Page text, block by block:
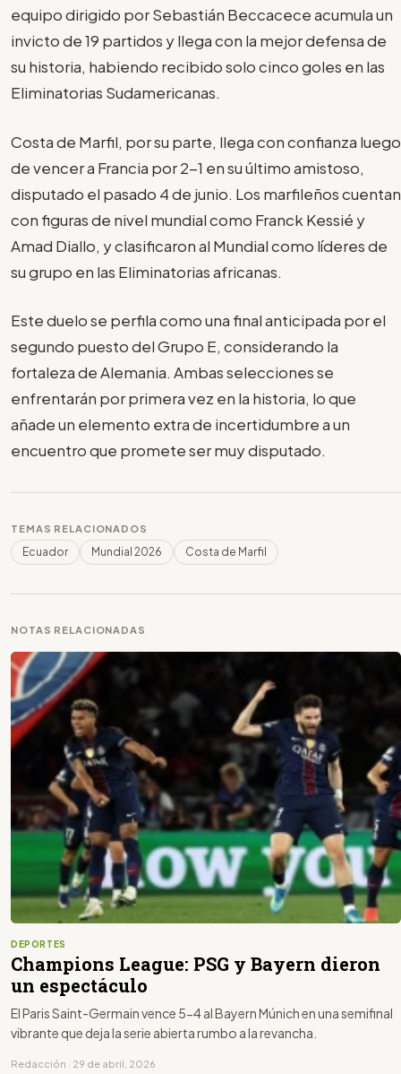
equipo dirigido por Sebastián Beccacece acumula un
invicto de 19 partidos y llega con la mejor defensa de
su historia, habiendo recibido solo cinco goles en las
Eliminatorias Sudamericanas.
Costa de Marfil, por su parte, llega con confianza luego
de vencer a Francia por 2-1 en su último amistoso,
disputado el pasado 4 de junio. Los marfileños cuentan
con figuras de nivel mundial como Franck Kessié y
Amad Diallo, y clasificaron al Mundial como líderes de
su grupo en las Eliminatorias africanas.
Este duelo se perfila como una final anticipada por el
segundo puesto del Grupo E, considerando la
fortaleza de Alemania. Ambas selecciones se
enfrentarán por primera vez en la historia, lo que
añade un elemento extra de incertidumbre a un
encuentro que promete ser muy disputado.
TEMAS RELACIONADOS
Ecuador Mundial 2026 Costa de Marfil
NOTAS RELACIONADAS
DEPORTES
Champions League: PSG y Bayern dieron
un espectáculo
El Paris Saint-Germain vence 5-4 al Bayern Múnich en una semifinal
vibrante que deja la serie abierta rumbo a la revancha.
Redacción · 29 de abril, 2026